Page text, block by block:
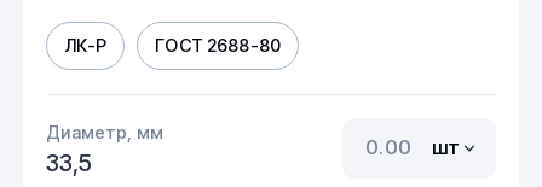
ЛК-Р ГОСТ 2688-80
Диаметр, мм
33,5
шт